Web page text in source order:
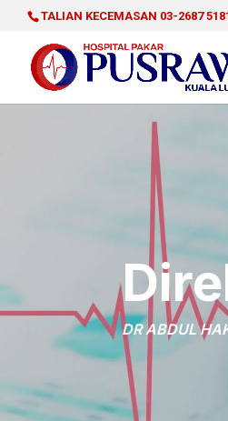
TALIAN KECEMASAN 03-2687
DR ABDUL